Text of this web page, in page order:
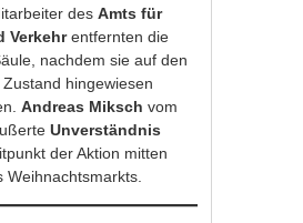
desAmts für
Verkehrentfernten die
nachdem sie auf den
hingewiesen
Andreas Miksch vom
Unverständnis
der Aktion mitten
Weihnachtsmarkts.